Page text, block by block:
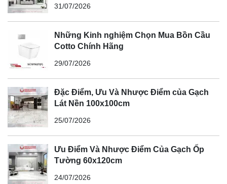
31/07/2026
Những Kinh nghiệm Chọn Mua Bồn Cầu
Cotto Chính Hãng
29/07/2026
Đặc Điểm, Ưu Và Nhược Điểm của Gạch
Lát Nền 100x100cm
25/07/2026
Ưu Điểm Và Nhược Điểm Của Gạch Ốp
Tường 60x120cm
24/07/2026